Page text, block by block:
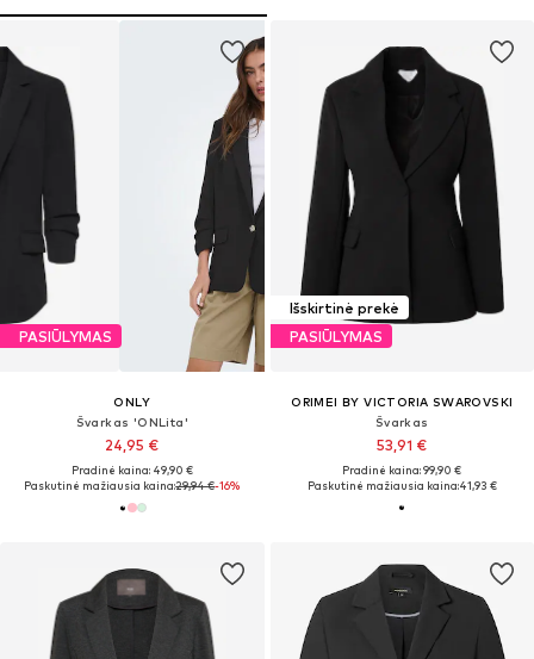
PASIŪLYMAS
ONLY
Švarkas 'ONLita'
24,95 €
Pradinė kaina: 49,90 €
Paskutinė mažiausia kaina:29,94 €-16%
Išskirtinė prekė
PASIŪLYMAS
ORIMEI BY VICTORIA SWAROVSKI
Švarkas
53,91 €
Pradinė kaina: 99,90 €
Paskutinė mažiausia kaina:41,93 €